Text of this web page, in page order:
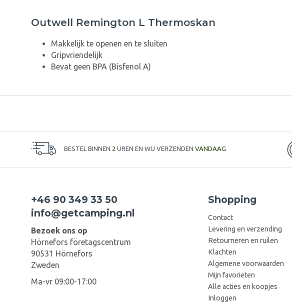
Outwell Remington L Thermoskan
Makkelijk te openen en te sluiten
Gripvriendelijk
Bevat geen BPA (Bisfenol A)
BESTEL BINNEN 2 UREN EN WIJ VERZENDEN VANDAAG
+46 90 349 33 50
info@getcamping.nl
Bezoek ons op
Hörnefors företagscentrum
90531 Hörnefors
Zweden
Ma-vr 09:00-17:00
Shopping
Contact
Levering en verzending
Retourneren en ruilen
Klachten
Algemene voorwaarden
Mijn favorieten
Alle acties en koopjes
Inloggen